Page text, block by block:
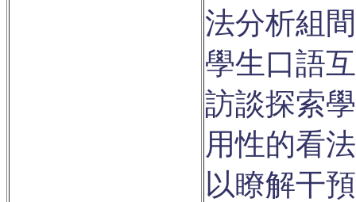
法分析組
學生口語
訪談探索
用性的看
以瞭解干